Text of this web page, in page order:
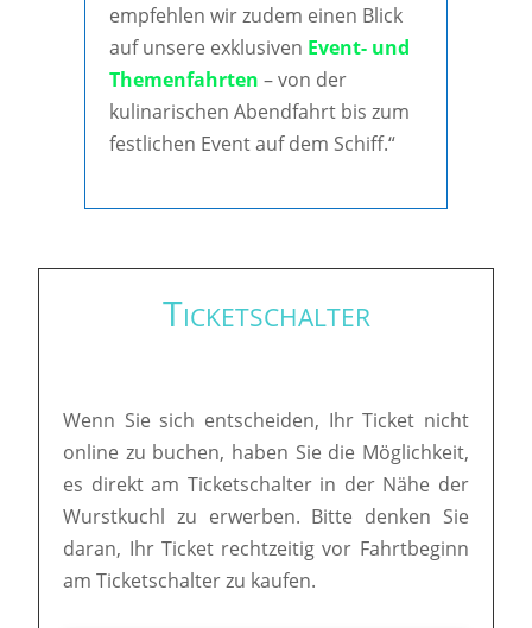
empfehlen wir zudem einen Blick
auf unsere exklusiven Event- und
Themenfahrten – von der
kulinarischen Abendfahrt bis zum
festlichen Event auf dem Schiff.“
Ticketschalter
Wenn Sie sich entscheiden, Ihr Ticket nicht
online zu buchen, haben Sie die Möglichkeit,
es direkt am Ticketschalter in der Nähe der
Wurstkuchl zu erwerben. Bitte denken Sie
daran, Ihr Ticket rechtzeitig vor Fahrtbeginn
am Ticketschalter zu kaufen.